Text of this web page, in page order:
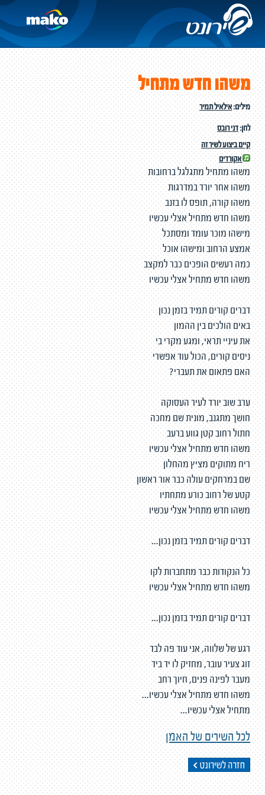
משהו חדש מתחיל
מילים:אילאיל תמיר
לחן:דני רובס
קיים ביצוע לשיר זה
אקורדים
משהו מתחיל מתגלגל ברחובות
משהו אחר יורד במדרגות
משהו קורה, תופס לו בזנב
משהו חדש מתחיל אצלי עכשיו
מישהו מוכר עומד ומסתכל
אמצע הרחוב ומישהו אוכל
כמה רעשים הופכים כבר למקצב
משהו חדש מתחיל אצלי עכשיו
דברים קורים תמיד בזמן נכון
באים הולכים בין ההמון
את עיניי תראי, ומגע מקרי בי
ניסים קורים, הכול עוד אפשרי
האם פתאום את תעברי?
ערב שוב יורד לעיר העסוקה
חושך מתגנב, מונית שם מחכה
חתול רחוב קטן גווע ברעב
משהו חדש מתחיל אצלי עכשיו
ריח מתוקים מציץ מהחלון
שם במרחקים עולה כבר אור ראשון
קטע של רחוב כורע מתחתיו
משהו חדש מתחיל אצלי עכשיו
דברים קורים תמיד בזמן נכון...
כל הנקודות כבר מתחברות לקו
משהו חדש מתחיל אצלי עכשיו
דברים קורים תמיד בזמן נכון...
רגע של שלווה, אני עוד פה לבד
זוג צעיר עובר, מחזיק לו יד ביד
מעבר לפינה פנים, חיוך רחב
משהו חדש מתחיל אצלי עכשיו...
מתחיל אצלי עכשיו...
לכל השירים של האמן